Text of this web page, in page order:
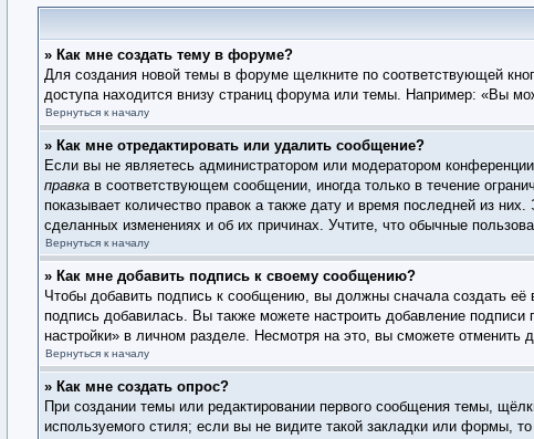
» Как мне создать тему в форуме?
Для создания новой темы в форуме щелкните по соответствующей
доступа находится внизу страниц форума или темы. Например: «Вы
Вернуться к началу
» Как мне отредактировать или удалить сообщение?
Если вы не являетесь администратором или модератором
правка в соответствующем сообщении, иногда только в течение
показывает количество правок а также дату и время последней из
сделанных изменениях и об их причинах. Учтите, что обычные
Вернуться к началу
» Как мне добавить подпись к своему сообщению?
Чтобы добавить подпись к сообщению, вы должны сначала создать
подпись добавилась. Вы также можете настроить добавление
настройки» в личном разделе. Несмотря на это, вы сможете
Вернуться к началу
» Как мне создать опрос?
При создании темы или редактировании первого сообщения темы,
используемого стиля; если вы не видите такой закладки или формы,